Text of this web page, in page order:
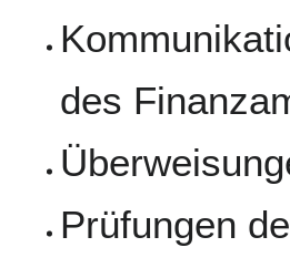
des
Prüfungen